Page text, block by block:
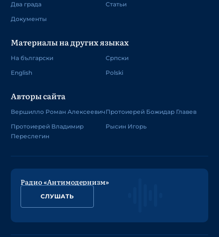
Два града
Документы
Статьи
Материалы на других языках
На български
English
Српски
Polski
Авторы сайта
Вершилло Роман Алексеевич
Протоиерей Владимир
Переслегин
Протоиерей Божидар Главев
Рысин Игорь
Радио «Антимодернизм»
СЛУШАТЬ